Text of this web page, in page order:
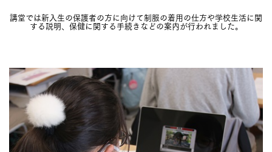
講堂では新入生の保護者の方に向けて制服の着用の仕方や学校生活に関
する説明、保健に関する手続きなどの案内が行われました。